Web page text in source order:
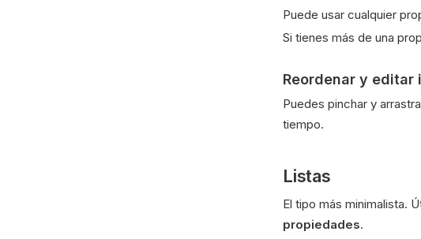
Puede usar cualquier
Si tienes más de una
Reordenar y editar
Puedes pinchar y
tiempo.
Listas
El tipo más minimalista.
propiedades.